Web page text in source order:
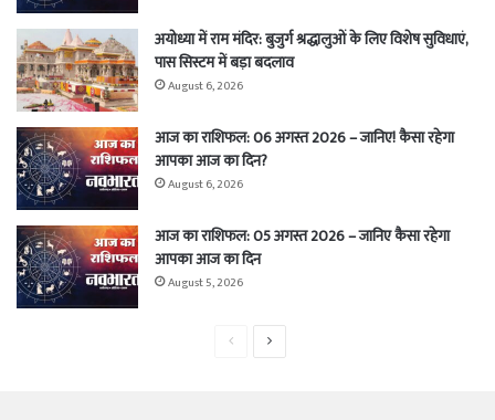
अयोध्या में राम मंदिर: बुजुर्ग श्रद्धालुओं के लिए विशेष सुविधाएं,
पास सिस्टम में बड़ा बदलाव
August 6, 2026
आज का राशिफल: 06 अगस्त 2026 – जानिए! कैसा रहेगा
आपका आज का दिन?
August 6, 2026
आज का राशिफल: 05 अगस्त 2026 – जानिए कैसा रहेगा
आपका आज का दिन
August 5, 2026
PreviousNext